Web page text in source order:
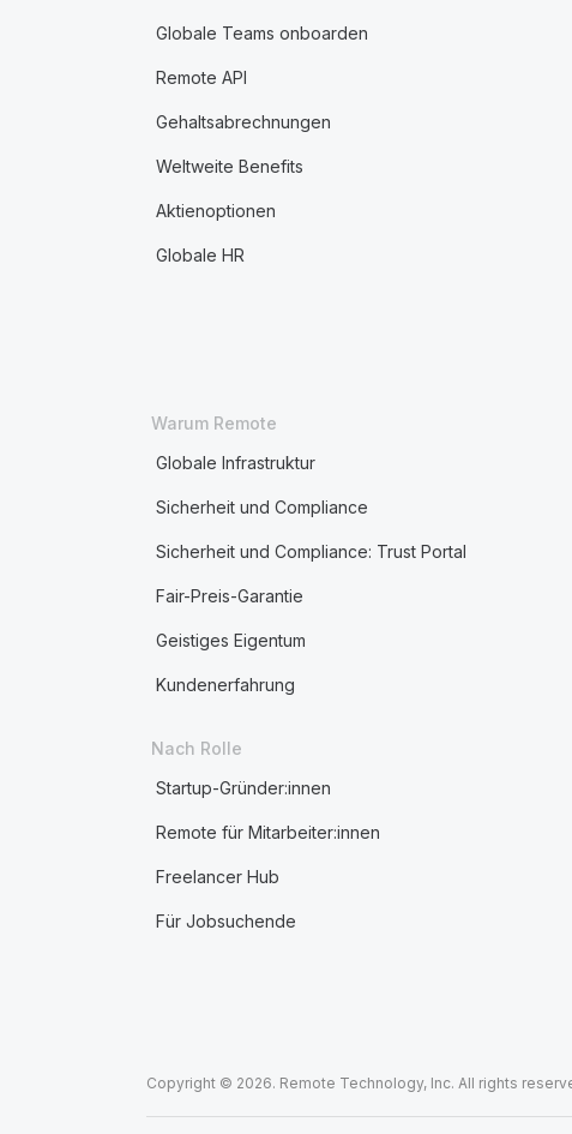
Globale Teams onboarden
Remote API
Gehaltsabrechnungen
Weltweite Benefits
Aktienoptionen
Globale HR
Warum Remote
Globale Infrastruktur
Sicherheit und Compliance
Sicherheit und Compliance: Trust Portal
Fair-Preis-Garantie
Geistiges Eigentum
Kundenerfahrung
Nach Rolle
Startup-Gründer:innen
Remote für Mitarbeiter:innen
Freelancer Hub
Für Jobsuchende
Copyright © 2026. Remote Technology, Inc. All rights